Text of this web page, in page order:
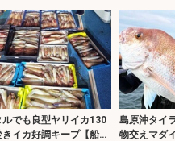
ルでも良型ヤリイカ130
イカ好調キープ【船釣
島原沖タイ
物交えマダ